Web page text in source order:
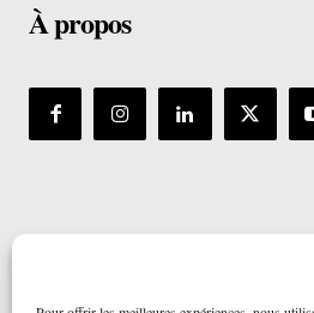
À propos